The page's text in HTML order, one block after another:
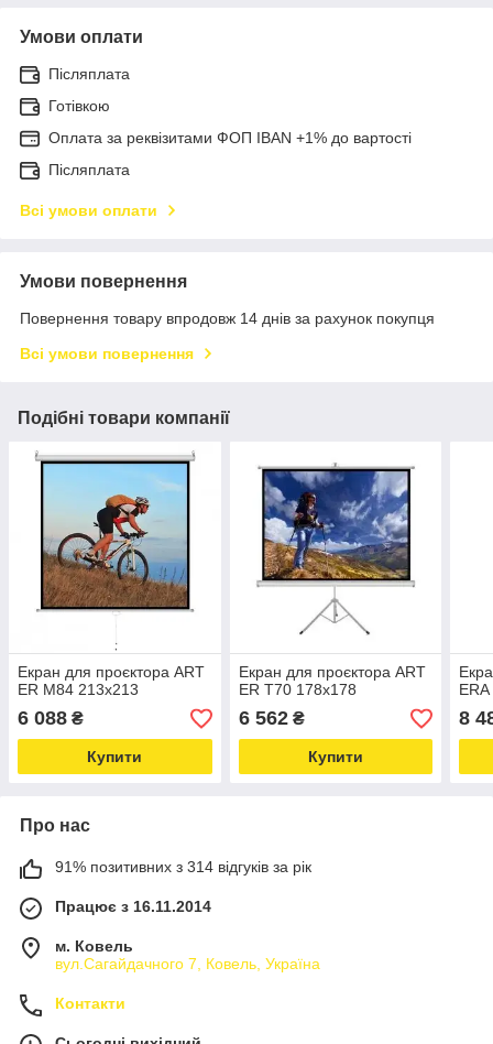
Умови оплати
Післяплата
Готівкою
Оплата за реквізитами ФОП IBAN +1% до вартості
Післяплата
Всі умови оплати
Умови повернення
Повернення товару впродовж 14 днів за рахунок покупця
Всі умови повернення
Подібні товари компанії
Екран для проєктора ART
ER M84 213x213
6 088 ₴
Купити
Екран для проєктора ART
ER T70 178x178
6 562₴
Купити
8
Про нас
91% позитивних з 314 відгуків за рік
Працює з 16.11.2014
м. Ковель
вул.Сагайдачного 7, Ковель, Україна
Контакти